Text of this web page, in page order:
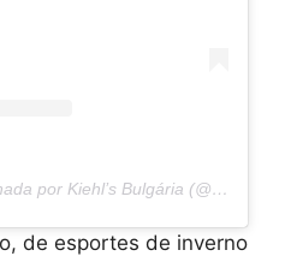
Uma postagem compartilhada por Kiehl’s Bulgária (@kiehls.bg)
de esportes de inverno